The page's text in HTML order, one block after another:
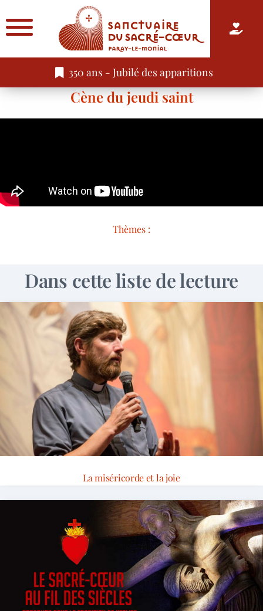
350 ans - Jubilé des apparitions
Cène du jeudi saint
Thèmes :
Dans cette liste de lecture
La miséricorde et la joie